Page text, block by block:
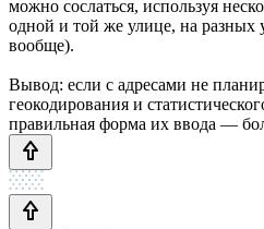
можно сослаться, используя
одной и той же улице, на разных
вообще).
Вывод: если с адресами не
геокодирования и
правильная форма их ввода —